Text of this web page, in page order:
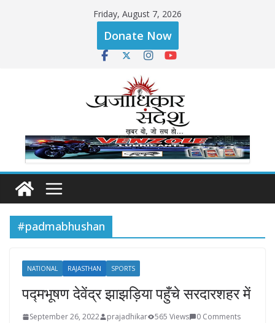
Friday, August 7, 2026
Donate Now
#padmabhushan
NATIONAL RAJASTHAN SPORTS
पद्मभूषण देवेंद्र झाझड़िया पहुँचे सरदारशहर में
September 26, 2022 prajadhikar 565 Views
0 Comments